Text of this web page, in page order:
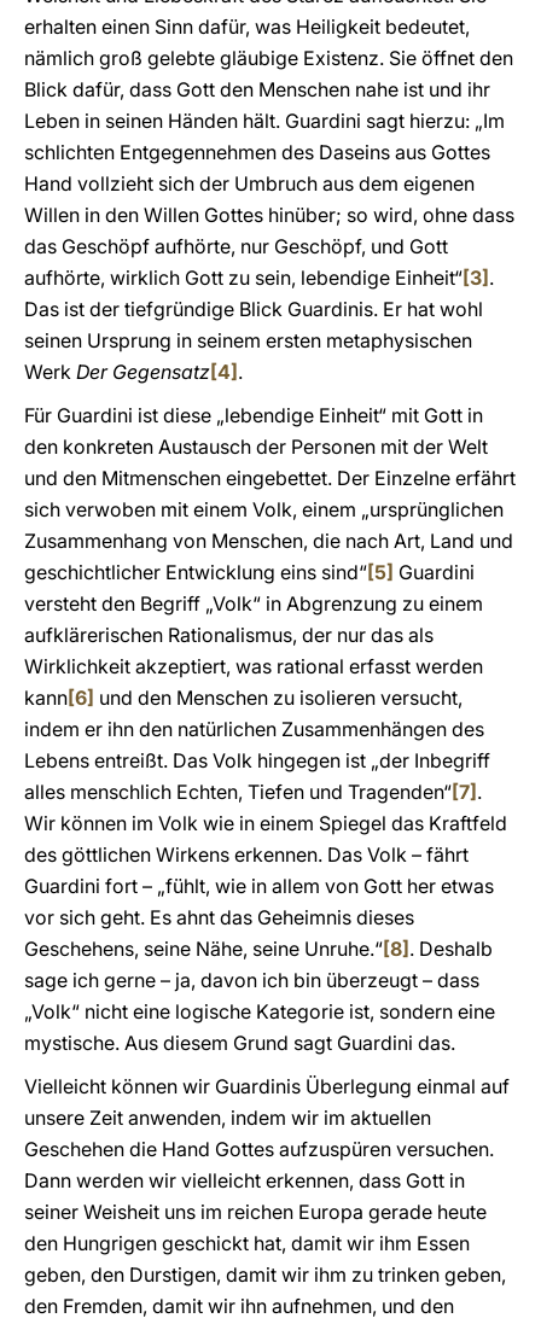
erhalten einen Sinn dafür, was Heiligkeit bedeutet,
nämlich groß gelebte gläubige Existenz. Sie öffnet den
Blick dafür, dass Gott den Menschen nahe ist und ihr
Leben in seinen Händen hält. Guardini sagt hierzu: „Im
schlichten Entgegennehmen des Daseins aus Gottes
Hand vollzieht sich der Umbruch aus dem eigenen
Willen in den Willen Gottes hinüber; so wird, ohne dass
das Geschöpf aufhörte, nur Geschöpf, und Gott
aufhörte, wirklich Gott zu sein, lebendige Einheit“[3] .
Das ist der tiefgründige Blick Guardinis. Er hat wohl
seinen Ursprung in seinem ersten metaphysischen
Werk Der Gegensatz[4] .
Für Guardini ist diese „lebendige Einheit“ mit Gott in
den konkreten Austausch der Personen mit der Welt
und den Mitmenschen eingebettet. Der Einzelne erfährt
sich verwoben mit einem Volk, einem „ursprünglichen
Zusam­menhang von Menschen, die nach Art, Land und
geschichtlicher Entwicklung eins sind“[5] Guardini
versteht den Begriff „Volk“ in Abgrenzung zu einem
aufklärerischen Rationalismus, der nur das als
Wirklichkeit akzeptiert, was rational erfasst werden
kann[6] und den Menschen zu isolieren versucht,
indem er ihn den natürlichen Zusammenhängen des
Lebens entreißt. Das Volk hingegen ist „der Inbegriff
alles menschlich Echten, Tiefen und Tragenden“[7] .
Wir können im Volk wie in einem Spiegel das Kraftfeld
des göttlichen Wirkens erkennen. Das Volk – fährt
Guardini fort – „fühlt, wie in allem von Gott her etwas
vor sich geht. Es ahnt das Geheimnis dieses
Geschehens, seine Nähe, seine Unruhe.“[8] . Deshalb
sage ich gerne – ja, davon ich bin überzeugt – dass
„Volk“ nicht eine logische Kategorie ist, sondern eine
mystische. Aus diesem Grund sagt Guardini das.
Vielleicht können wir Guardinis Überlegung einmal auf
unsere Zeit an­wenden, indem wir im aktuellen
Geschehen die Hand Gottes aufzuspüren ver­suchen.
Dann werden wir vielleicht erkennen, dass Gott in
seiner Weisheit uns im reichen Europa gerade heute
den Hungrigen geschickt hat, damit wir ihm Essen
geben, den Durstigen, damit wir ihm zu trinken geben,
den Fremden, damit wir ihn aufnehmen, und den